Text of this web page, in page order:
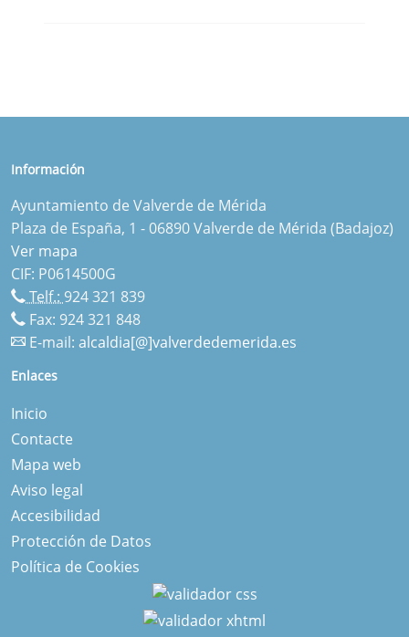
Información
Ayuntamiento de Valverde de Mérida
Plaza de España, 1 - 06890 Valverde de Mérida (Badajoz)
Ver mapa
CIF: P0614500G
Telf.: 924 321 839
Fax: 924 321 848
E-mail: alcaldia[@]valverdedemerida.es
Enlaces
Inicio
Contacte
Mapa web
Aviso legal
Accesibilidad
Protección de Datos
Política de Cookies